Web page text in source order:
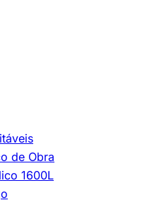
de Obra
1600L